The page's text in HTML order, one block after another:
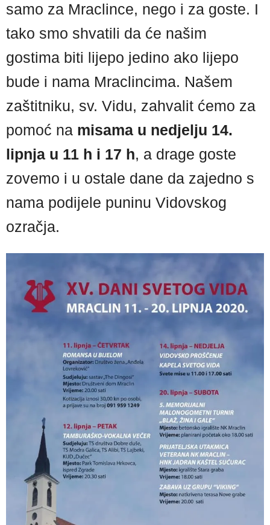
samo za Mraclince, nego i za goste. I
tako smo shvatili da će našim
gostima biti lijepo jedino ako lijepo
bude i nama Mraclincima. Našem
zaštitniku, sv. Vidu, zahvalit ćemo za
pomoć na misama u nedjelju 14.
lipnja u 11 h i 17 h, a drage goste
zovemo i u ostale dane da zajedno s
nama podijele puninu Vidovskog
ozračja.